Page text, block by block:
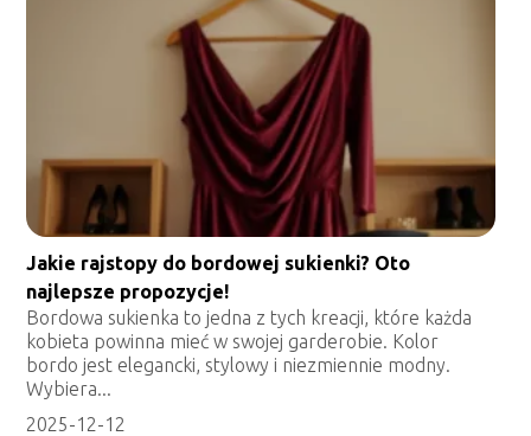
Jakie rajstopy do bordowej sukienki? Oto
najlepsze propozycje!
Bordowa sukienka to jedna z tych kreacji, które każda
kobieta powinna mieć w swojej garderobie. Kolor
bordo jest elegancki, stylowy i niezmiennie modny.
Wybiera...
2025-12-12